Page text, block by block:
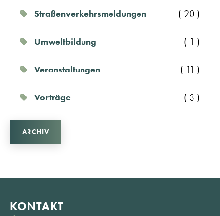
Straßenverkehrsmeldungen ( 20 )
Umweltbildung ( 1 )
Veranstaltungen ( 11 )
Vorträge ( 3 )
ARCHIV
KONTAKT